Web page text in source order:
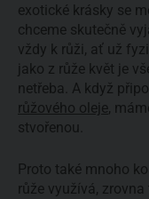
exotické krásky se
chceme skutečně
vždy k růži, ať už
jako z růže květ je
netřeba. A když
růžového oleje,
stvořenou.
Proto také mnoho
růže využívá,